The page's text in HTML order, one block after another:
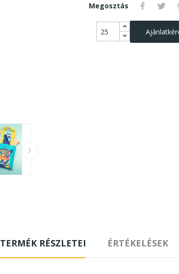
Megosztás
TERMÉK RÉSZLETEI ÉRTÉKELÉSEK